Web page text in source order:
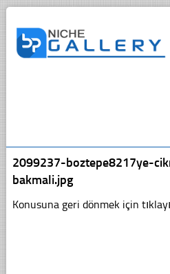
2099237-boztepe8217ye-
bakmali.jpg
Konusuna geri dönmek için